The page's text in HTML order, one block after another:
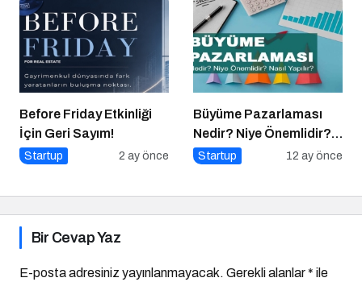
Before Friday Etkinliği
İçin Geri Sayım!
Startup 2 ay önce
Büyüme Pazarlaması
Nedir? Niye Önemlidir?
Growht Marketıng Nasıl
Startup 12 ay önce
Bir Cevap Yaz
E-posta adresiniz yayınlanmayacak. Gerekli alanlar* ile